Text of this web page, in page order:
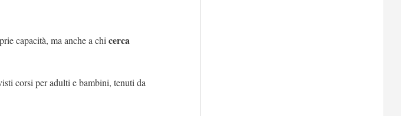
capacità, ma anche a chi cerca
corsi per adulti e bambini, tenuti da